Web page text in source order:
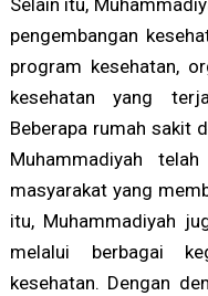
Selain itu,
pengembangan
program kesehatan,
kesehatan yang
Beberapa rumah sakit
Muhammadiyah
masyarakat yang
itu, Muhammadiyah
melalui berbagai
kesehatan. Dengan